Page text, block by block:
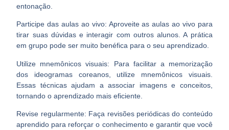
entonação.
Participe das aulas ao vivo: Aproveite as aulas ao vivo para
tirar suas dúvidas e interagir com outros alunos. A prática
em grupo pode ser muito benéfica para o seu aprendizado.
Utilize mnemônicos visuais: Para facilitar a memorização
dos ideogramas coreanos, utilize mnemônicos visuais.
Essas técnicas ajudam a associar imagens e conceitos,
tornando o aprendizado mais eficiente.
Revise regularmente: Faça revisões periódicas do conteúdo
aprendido para reforçar o conhecimento e garantir que você